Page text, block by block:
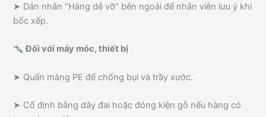
➤ Dán nhãn “Hàng dễ vỡ” bên ngoài để nhân viên lưu ý khi
bốc xếp.
Đối với máy móc, thiết bị
➤ Quấn màng PE để chống bụi và trầy xước.
➤ Cố định bằng dây đai hoặc đóng kiện gỗ nếu hàng có